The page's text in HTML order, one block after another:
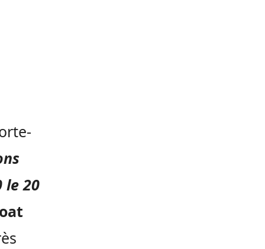
le 20